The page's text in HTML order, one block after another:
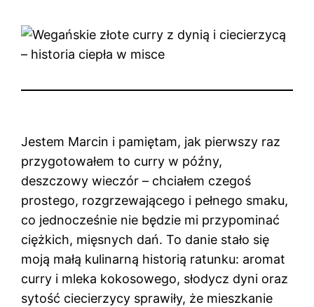
Jestem Marcin i pamiętam, jak pierwszy raz
przygotowałem to curry w późny,
deszczowy wieczór – chciałem czegoś
prostego, rozgrzewającego i pełnego smaku,
co jednocześnie nie będzie mi przypominać
ciężkich, mięsnych dań. To danie stało się
moją małą kulinarną historią ratunku: aromat
curry i mleka kokosowego, słodycz dyni oraz
sytość ciecierzycy sprawiły, że mieszkanie